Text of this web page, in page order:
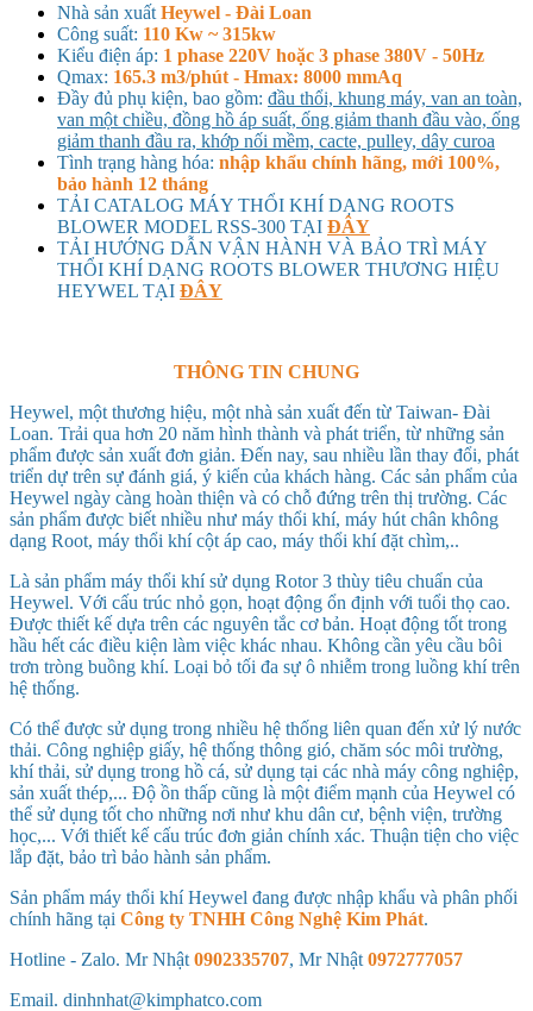
Nhà sản xuất Heywel - Đài Loan
Công suất: 110 Kw ~ 315kw
Kiểu điện áp: 1 phase 220V hoặc 3 phase 380V - 50Hz
Qmax: 165.3 m3/phút - Hmax: 8000 mmAq
Đầy đủ phụ kiện, bao gồm: đầu thổi, khung máy, van an toàn,
van một chiều, đồng hồ áp suất, ống giảm thanh đầu vào, ống
giảm thanh đầu ra, khớp nối mềm, cacte, pulley, dây curoa
Tình trạng hàng hóa: nhập khẩu chính hãng, mới 100%,
bảo hành 12 tháng
TẢI CATALOG MÁY THỔI KHÍ DẠNG ROOTS
BLOWER MODEL RSS-300 TẠI ĐÂY
TẢI HƯỚNG DẪN VẬN HÀNH VÀ BẢO TRÌ MÁY
THỔI KHÍ DẠNG ROOTS BLOWER THƯƠNG HIỆU
HEYWEL TẠI ĐÂY
THÔNG TIN CHUNG
Heywel, một thương hiệu, một nhà sản xuất đến từ Taiwan- Đài
Loan. Trải qua hơn 20 năm hình thành và phát triển, từ những sản
phẩm được sản xuất đơn giản. Đến nay, sau nhiều lần thay đổi, phát
triển dự trên sự đánh giá, ý kiến của khách hàng. Các sản phẩm của
Heywel ngày càng hoàn thiện và có chỗ đứng trên thị trường. Các
sản phẩm được biết nhiều như máy thổi khí, máy hút chân không
dạng Root, máy thổi khí cột áp cao, máy thổi khí đặt chìm,..
Là sản phẩm máy thổi khí sử dụng Rotor 3 thùy tiêu chuẩn của
Heywel. Với cấu trúc nhỏ gọn, hoạt động ổn định với tuổi thọ cao.
Được thiết kế dựa trên các nguyên tắc cơ bản. Hoạt động tốt trong
hầu hết các điều kiện làm việc khác nhau. Không cần yêu cầu bôi
trơn tròng buồng khí. Loại bỏ tối đa sự ô nhiễm trong luồng khí trên
hệ thống.
Có thể được sử dụng trong nhiều hệ thống liên quan đến xử lý nước
thải. Công nghiệp giấy, hệ thống thông gió, chăm sóc môi trường,
khí thải, sử dụng trong hồ cá, sử dụng tại các nhà máy công nghiệp,
sản xuất thép,... Độ ồn thấp cũng là một điểm mạnh của Heywel có
thể sử dụng tốt cho những nơi như khu dân cư, bệnh viện, trường
học,... Với thiết kế cấu trúc đơn giản chính xác. Thuận tiện cho việc
lắp đặt, bảo trì bảo hành sản phẩm.
Sản phẩm máy thổi khí Heywel đang được nhập khẩu và phân phối
chính hãng tại Công ty TNHH Công Nghệ Kim Phát.
Hotline - Zalo. Mr Nhật 0902335707, Mr Nhật 0972777057
Email. dinhnhat@kimphatco.com